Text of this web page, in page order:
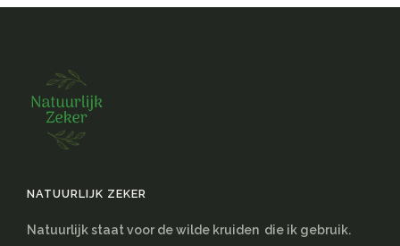
NATUURLIJK ZEKER
Natuurlijk staat voor de wilde kruiden die ik gebruik.